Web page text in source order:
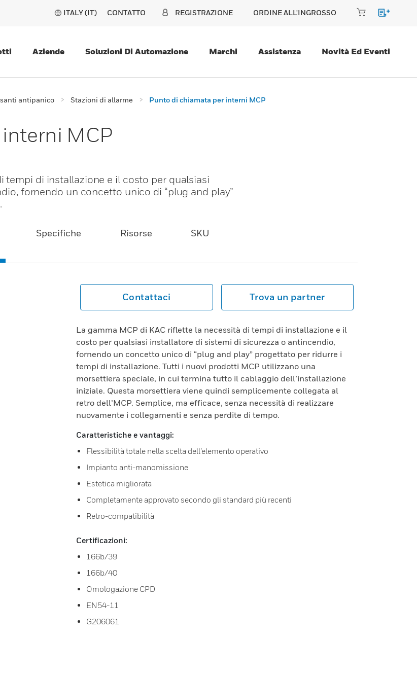
ITALY (IT) CONTATTO REGISTRAZIONE ORDINE ALL'INGROSSO
Aziende Soluzioni Di Automazione Marchi Assistenza Novità Ed Eventi
antipanico Stazioni di allarme Punto di chiamata per interni MCP
MCP
tempi di installazione e il costo per qualsiasi
fornendo un concetto unico di “plug and play”
Specifiche Risorse SKU
Contattaci Trova un partner
La gamma MCP di KAC riflette la necessità di tempi di installazione e il
costo per qualsiasi installatore di sistemi di sicurezza o antincendio,
fornendo un concetto unico di “plug and play” progettato per ridurre i
tempi di installazione. Tutti i nuovi prodotti MCP utilizzano una
morsettiera speciale, in cui termina tutto il cablaggio dell’installazione
iniziale. Questa morsettiera viene quindi semplicemente collegata al
retro dell’MCP. Semplice, ma efficace, senza necessità di realizzare
nuovamente i collegamenti e senza perdite di tempo.
Caratteristiche e vantaggi:
Flessibilità totale nella scelta dell’elemento operativo
Impianto anti-manomissione
Estetica migliorata
Completamente approvato secondo gli standard più recenti
Retro-compatibilità
Certificazioni:
166b/39
166b/40
Omologazione CPD
EN54-11
G206061